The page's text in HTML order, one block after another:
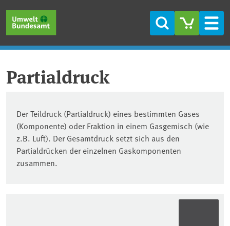
Suche
Partialdruck
Der Teildruck (Partialdruck) eines bestimmten Gases
(Komponente) oder Fraktion in einem Gasgemisch (wie
z.B. Luft). Der Gesamtdruck setzt sich aus den
Partialdrücken der einzelnen Gaskomponenten
zusammen.